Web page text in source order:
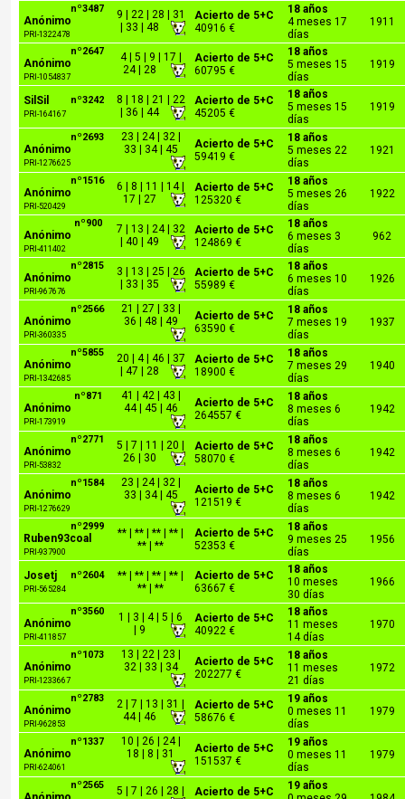
nº3487
Anónimo
PRI-1322478
9 | 22 | 28 | 31
| 33 | 48
Acierto de 5+C
40916 €
18 años
4 meses 17
días
1911
nº2647
Anónimo
PRI-1054837
4 | 5 | 9 | 17 |
24 | 28
Acierto de 5+C
60795 €
18 años
5 meses 15
días
1919
nº3242
SilSil
PRI-164167
8 | 18 | 21 | 22
| 36 | 44
Acierto de 5+C
45205 €
18 años
5 meses 15
días
1919
nº2693
Anónimo
PRI-1276625
23 | 24 | 32 |
33 | 34 | 45
Acierto de 5+C
59419 €
18 años
5 meses 22
días
1921
nº1516
Anónimo
PRI-520429
6 | 8 | 11 | 14 |
17 | 27
Acierto de 5+C
125320 €
18 años
5 meses 26
días
1922
nº900
Anónimo
PRI-411402
7 | 13 | 24 | 32
| 40 | 49
Acierto de 5+C
124869 €
18 años
6 meses 3
días
962
nº2815
Anónimo
PRI-967676
3 | 13 | 25 | 26
| 33 | 35
Acierto de 5+C
55989 €
18 años
6 meses 10
días
1926
nº2566
Anónimo
PRI-360335
21 | 27 | 33 |
36 | 48 | 49
Acierto de 5+C
63590 €
18 años
7 meses 19
días
1937
nº5855
Anónimo
PRI-1342685
20 | 4 | 46 | 37
| 47 | 28
Acierto de 5+C
18900 €
18 años
7 meses 29
días
1940
nº871
Anónimo
PRI-173919
41 | 42 | 43 |
44 | 45 | 46
Acierto de 5+C
264557 €
18 años
8 meses 6
días
1942
nº2771
Anónimo
PRI-53832
5 | 7 | 11 | 20 |
26 | 30
Acierto de 5+C
58070 €
18 años
8 meses 6
días
1942
nº1584
Anónimo
PRI-1276629
23 | 24 | 32 |
33 | 34 | 45
Acierto de 5+C
121519 €
18 años
8 meses 6
días
1942
nº2999
Ruben93coal
PRI-937900
** | ** | ** | ** |
** | **
Acierto de 5+C
52353 €
18 años
9 meses 25
días
1956
nº2604
Josetj
PRI-565284
** | ** | ** | ** |
** | **
Acierto de 5+C
63667 €
18 años
10 meses
30 días
1966
nº3560
Anónimo
PRI-411857
1 | 3 | 4 | 5 | 6
| 9
Acierto de 5+C
40922 €
18 años
11 meses
14 días
1970
nº1073
Anónimo
PRI-1233667
13 | 22 | 23 |
32 | 33 | 34
Acierto de 5+C
202277 €
18 años
11 meses
21 días
1972
nº2783
Anónimo
PRI-962853
2 | 7 | 13 | 31 |
44 | 46
Acierto de 5+C
58676 €
19 años
0 meses 11
días
1979
nº1337
Anónimo
PRI-624061
10 | 26 | 24 |
18 | 8 | 31
Acierto de 5+C
151537 €
19 años
0 meses 11
días
1979
nº2565
5 | 7 | 26 | 28 |
Acierto de 5+C
19 años